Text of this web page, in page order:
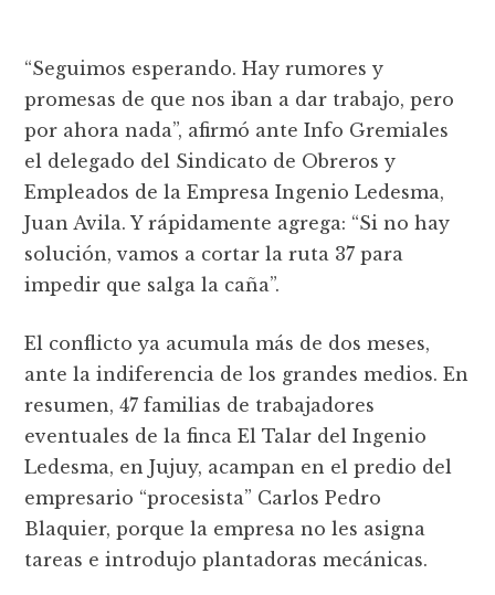
“Seguimos esperando. Hay rumores y
promesas de que nos iban a dar trabajo, pero
por ahora nada”, afirmó ante Info Gremiales
el delegado del Sindicato de Obreros y
Empleados de la Empresa Ingenio Ledesma,
Juan Avila. Y rápidamente agrega: “Si no hay
solución, vamos a cortar la ruta 37 para
impedir que salga la caña”.
El conflicto ya acumula más de dos meses,
ante la indiferencia de los grandes medios. En
resumen, 47 familias de trabajadores
eventuales de la finca El Talar del Ingenio
Ledesma, en Jujuy, acampan en el predio del
empresario “procesista” Carlos Pedro
Blaquier, porque la empresa no les asigna
tareas e introdujo plantadoras mecánicas.